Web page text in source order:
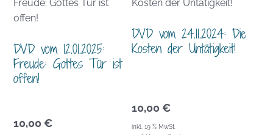
DVD vom 12.01.2025:
Freude: Gottes Tür ist
offen!
10,00 €
DVD vom 24.11.2024: Die
Kosten der Untätigkeit!
10,00 €
inkl. 19 % MwSt.